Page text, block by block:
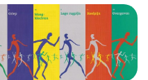
Informatiecentrum
Team